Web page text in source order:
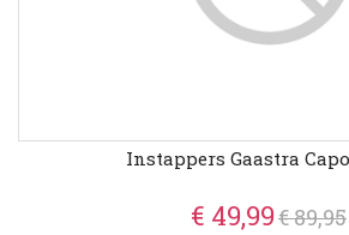
Instappers Gaastra
€ 49,99€ 89,95